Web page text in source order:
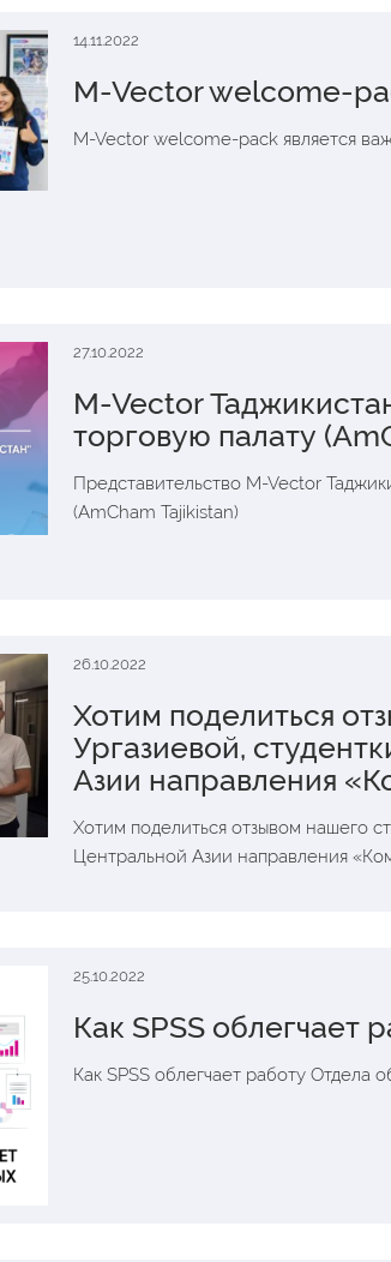
14.11.2022
M-Vector welcome-
M-Vector welcome-pack является
27.10.2022
M-Vector
торговую палату
Представительство M-Vector
(AmCham Tajikistan)
26.10.2022
Хотим поделиться
Ургазиевой,
Азии направления
Хотим поделиться отзывом нашего
Центральной Азии направления
25.10.2022
Как SPSS облегчает
Как SPSS облегчает работу Отдела